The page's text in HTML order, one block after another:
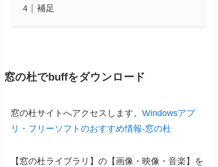
補足
窓の杜でbuffをダウンロード
窓の杜サイトへアクセスします。Windowsアプ
リ・フリーソフトのおすすめ情報-窓の杜
【窓の杜ライブラリ】の【画像・映像・音楽】を